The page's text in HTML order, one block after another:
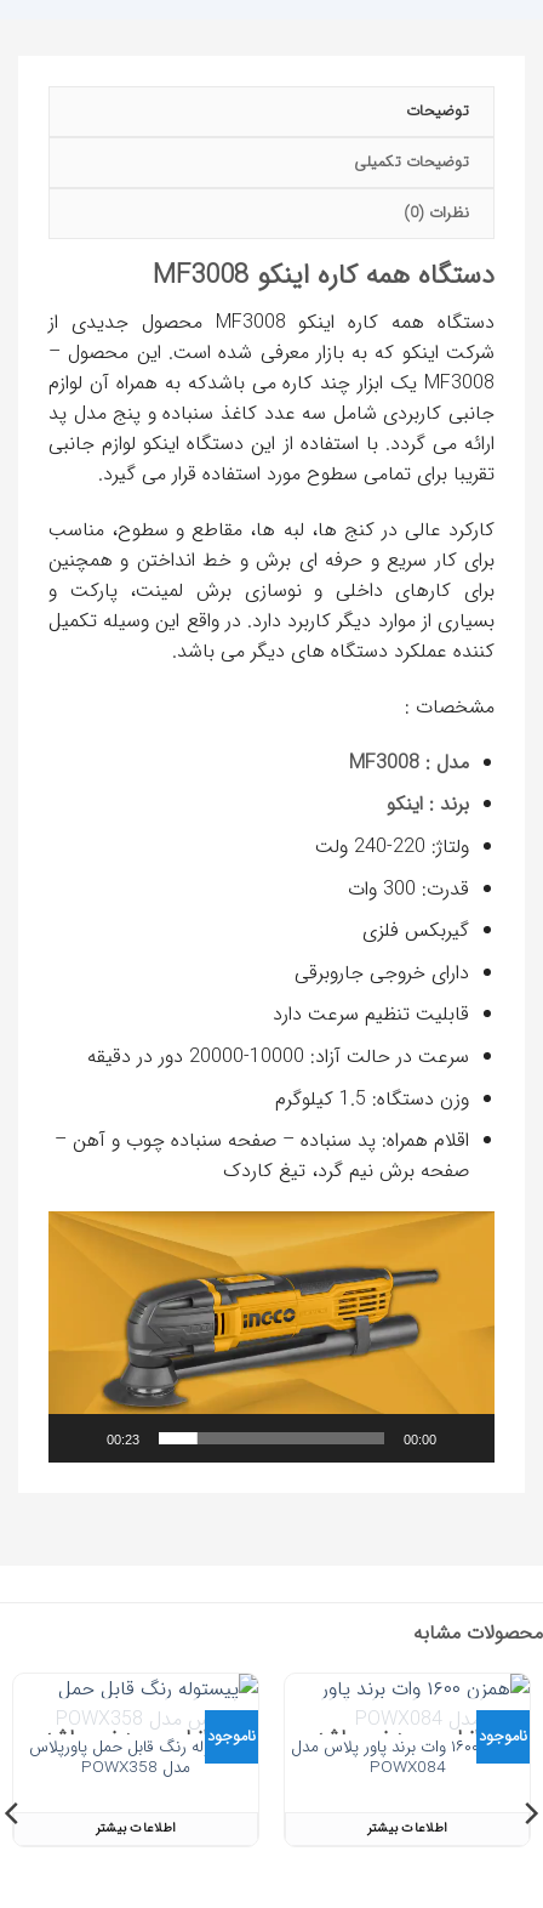
توضیحات
توضیحات تکمیلی
نظرات (0)
دستگاه همه كاره اينكو MF3008
دستگاه همه كاره اينكو MF3008 محصول جدیدی از
شرکت اینکو که به بازار معرفی شده است. این محصول –
MF3008 یک ابزار چند کاره می باشدکه به همراه آن لوازم
جانبی کاربردی شامل سه عدد کاغذ سنباده و پنج مدل پد
ارائه می گردد. با استفاده از این دستگاه اينكو لوازم جانبی
تقریبا برای تمامی سطوح مورد استفاده قرار می گیرد.
کارکرد عالی در کنج ها، لبه ها، مقاطع و سطوح، مناسب
برای کار سریع و حرفه ای برش و خط انداختن و همچنین
برای کارهای داخلی و نوسازی برش لمینت، پارکت و
بسیاری از موارد دیگر کاربرد دارد. در واقع این وسیله تکمیل
کننده عملکرد دستگاه های دیگر می باشد.
مشخصات :
مدل : MF3008
برند : اينكو
ولتاژ: 220-240 ولت
قدرت: 300 وات
گیربکس فلزی
دارای خروجی جاروبرقی
قابلیت تنظیم سرعت دارد
سرعت در حالت آزاد: 10000-20000 دور در دقیقه
وزن دستگاه: 1.5 کیلوگرم
اقلام همراه: پد سنباده – صفحه سنباده چوب و آهن –
صفحه برش نیم گرد، تیغ کاردک
نمایشگر
00:00
00:23
محصولات مشابه
ناموجوددر انبار موجود نمی باشد
همزن ۱۶۰۰ وات برند پاور پلاس مدل
POWX084
اطلاعات بیشتر
ناموجوددر انبار موجود نمی باشد
پیستوله رنگ قابل حمل پاورپلاس
مدل POWX358
اطلاعات بیشتر